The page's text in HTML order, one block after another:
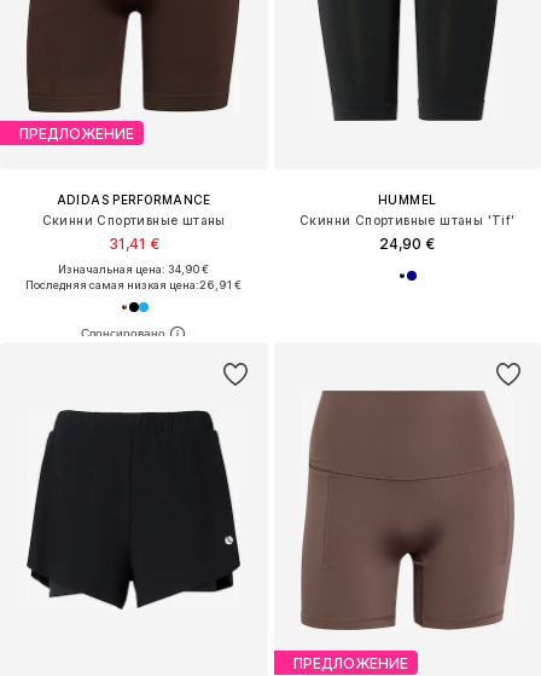
ПРЕДЛОЖЕНИЕ
ADIDAS PERFORMANCE
Скинни Спортивные штаны
31,41 €
Изначальная цена: 34,90 €
Последняя самая низкая цена:26,91 €
HUMMEL
Скинни Спортивные штаны 'Tif'
24,90 €
ПРЕДЛОЖЕНИЕ